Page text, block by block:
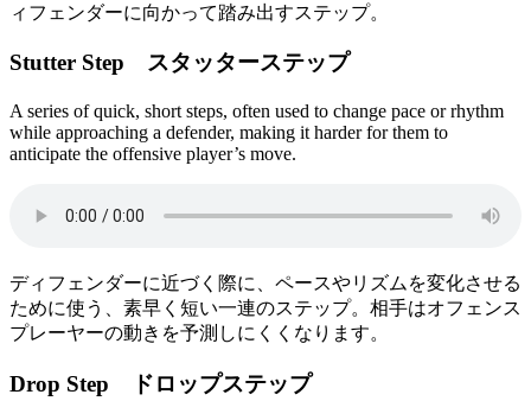
ィフェンダーに向かって踏み出すステップ。
Stutter Step スタッターステップ
A series of quick, short steps, often used to change pace or rhythm
while approaching a defender, making it harder for them to
anticipate the offensive player’s move.
ディフェンダーに近づく際に、ペースやリズムを変化させる
ために使う、素早く短い一連のステップ。相手はオフェンス
プレーヤーの動きを予測しにくくなります。
Drop Step ドロップステップ